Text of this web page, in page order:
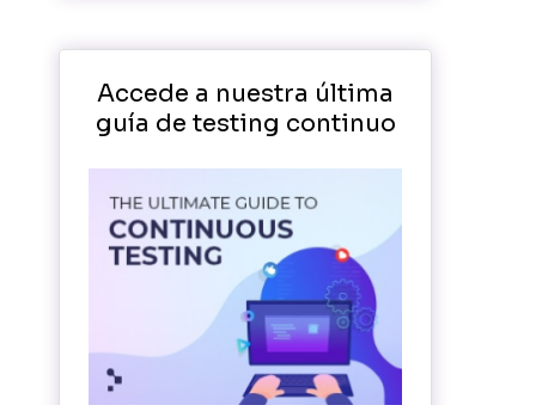
Accede a nuestra última
guía de testing continuo